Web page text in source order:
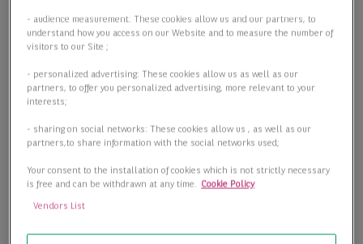
- audience measurement: These cookies allow us and our partners, to
understand how you access on our Website and to measure the number of
visitors to our Site ;
- personalized advertising: These cookies allow us as well as our
partners, to offer you personalized advertising, more relevant to your
interests;
- sharing on social networks: These cookies allow us , as well as our
partners,to share information with the social networks used;
Your consent to the installation of cookies which is not strictly necessary
is free and can be withdrawn at any time. Cookie Policy
Vendors List